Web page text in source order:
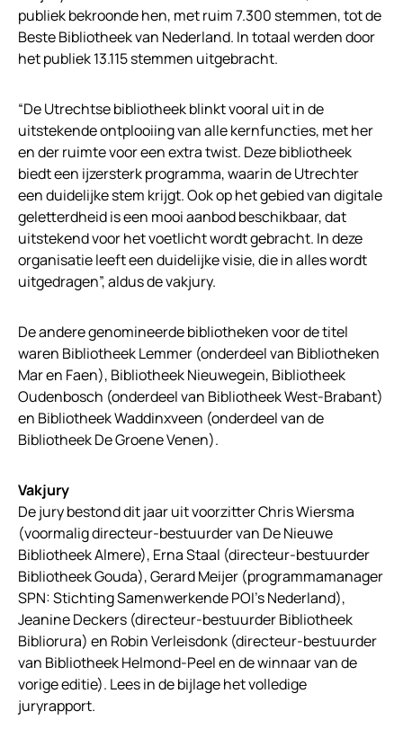
publiek bekroonde hen, met ruim 7.300 stemmen, tot de
Beste Bibliotheek van Nederland. In totaal werden door
het publiek 13.115 stemmen uitgebracht.
“De Utrechtse bibliotheek blinkt vooral uit in de
uitstekende ontplooiing van alle kernfuncties, met her
en der ruimte voor een extra twist. Deze bibliotheek
biedt een ijzersterk programma, waarin de Utrechter
een duidelijke stem krijgt. Ook op het gebied van digitale
geletterdheid is een mooi aanbod beschikbaar, dat
uitstekend voor het voetlicht wordt gebracht. In deze
organisatie leeft een duidelijke visie, die in alles wordt
uitgedragen”, aldus de vakjury.
De andere genomineerde bibliotheken voor de titel
waren Bibliotheek Lemmer (onderdeel van Bibliotheken
Mar en Faen), Bibliotheek Nieuwegein, Bibliotheek
Oudenbosch (onderdeel van Bibliotheek West-Brabant)
en Bibliotheek Waddinxveen (onderdeel van de
Bibliotheek De Groene Venen).
Vakjury
De jury bestond dit jaar uit voorzitter Chris Wiersma
(voormalig directeur-bestuurder van De Nieuwe
Bibliotheek Almere), Erna Staal (directeur-bestuurder
Bibliotheek Gouda), Gerard Meijer (programmamanager
SPN: Stichting Samenwerkende POI’s Nederland),
Jeanine Deckers (directeur-bestuurder Bibliotheek
Bibliorura) en Robin Verleisdonk (directeur-bestuurder
van Bibliotheek Helmond-Peel en de winnaar van de
vorige editie). Lees in de bijlage het volledige
juryrapport.